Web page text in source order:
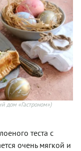
дом «Гастроном»)
теста с
очень мягкой и